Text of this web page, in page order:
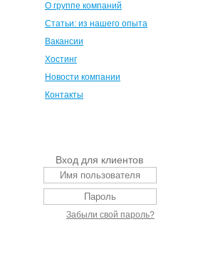
О группе компаний
Статьи: из нашего опыта
Вакансии
Хостинг
Новости компании
Контакты
Вход для клиентов
Забыли свой пароль?